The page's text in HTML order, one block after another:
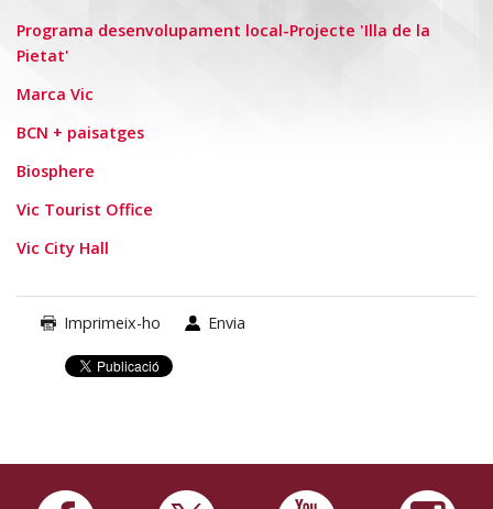
Programa desenvolupament local-Projecte 'Illa de la
Pietat'
Marca Vic
BCN + paisatges
Biosphere
Vic Tourist Office
Vic City Hall
Imprimeix-ho Envia